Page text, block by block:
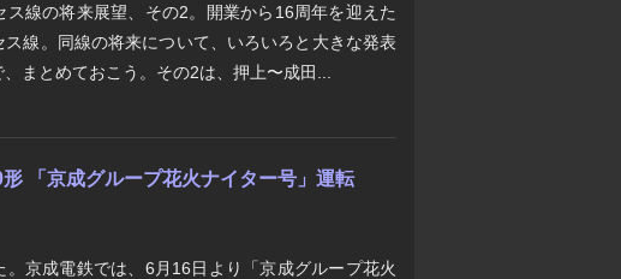
ス線の将来展望、その2。開業から16周年を迎えた
線。同線の将来について、いろいろと大きな発表
まとめておこう。その2は、押上〜成田...
「京成グループ花火ナイター号」運転
。京成電鉄では、6月16日より「京成グループ花火